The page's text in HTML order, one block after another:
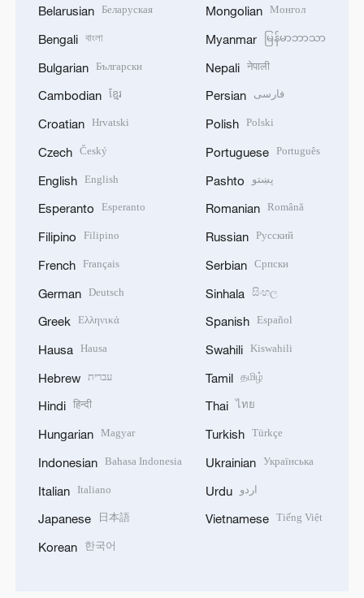
Belarusian Беларуская
Bengali বাংলা
Bulgarian Български
Cambodian ខ្មែរ
Croatian Hrvatski
Czech Český
English English
Esperanto Esperanto
Filipino Filipino
French Français
German Deutsch
Greek Ελληνικά
Hausa Hausa
Hebrew עברית
Hindi हिन्दी
Hungarian Magyar
Indonesian Bahasa Indonesia
Italian Italiano
Japanese 日本語
Korean 한국어
Mongolian Монгол
Myanmar မြန်မာဘာသာ
Nepali नेपाली
Persian فارسی
Polish Polski
Portuguese Português
Pashto پښتو
Romanian Română
Russian Русский
Serbian Српски
Sinhala සිංහල
Spanish Español
Swahili Kiswahili
Tamil தமிழ்
Thai ไทย
Turkish Türkçe
Ukrainian Українська
Urdu اردو
Vietnamese Tiếng Việt